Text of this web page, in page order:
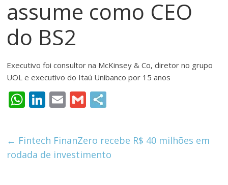
meios
de
pagamentos
assume como CEO
do BS2
Executivo foi consultor na McKinsey & Co, diretor no grupo
UOL e executivo do Itaú Unibanco por 15 anos
W
at
s
A
Li
k
e
dI
E
ai
l
G
l
← Fintech FinanZero recebe R$ 40 milhões em
rodada de investimento